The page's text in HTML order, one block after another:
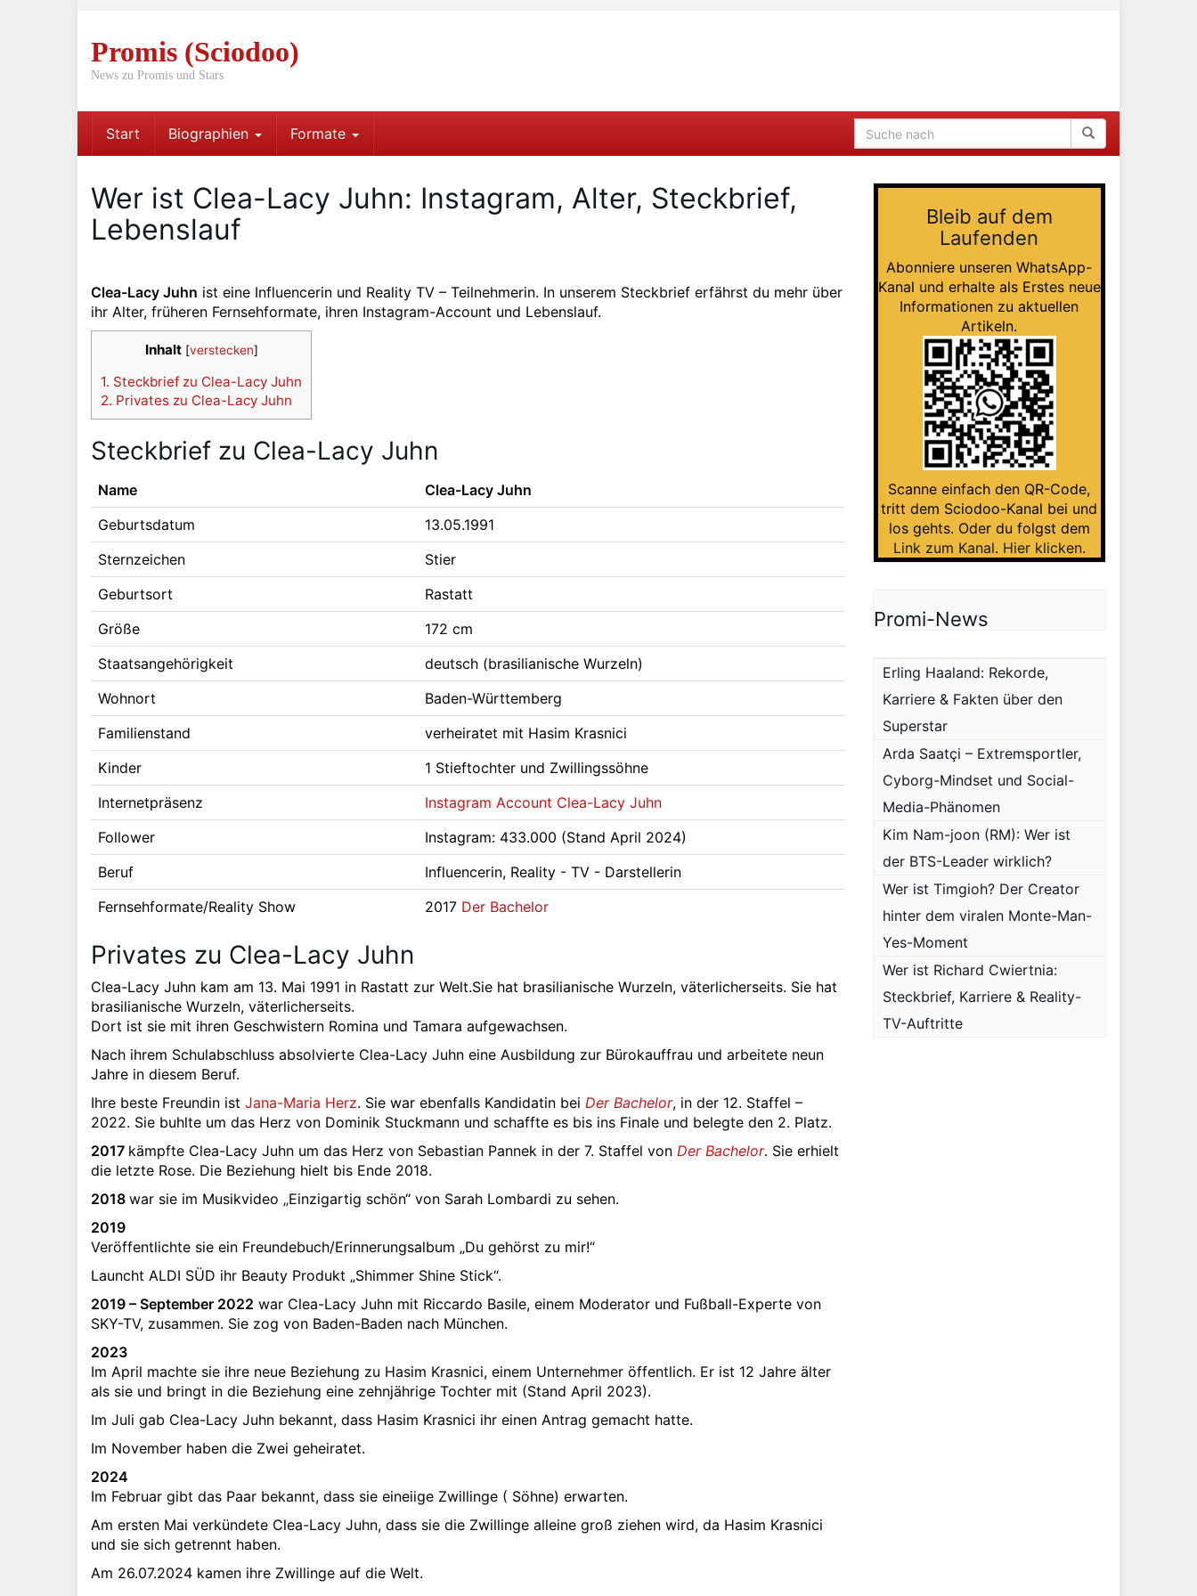
Promis (Sciodoo)
News zu Promis und Stars
Start Biographien Formate
Wer ist Clea-Lacy Juhn: Instagram, Alter, Steckbrief,
Lebenslauf
Clea-Lacy Juhn ist eine Influencerin und Reality TV – Teilnehmerin. In unserem Steckbrief erfährst du mehr über
ihr Alter, früheren Fernsehformate, ihren Instagram-Account und Lebenslauf.
Inhalt [verstecken]
1. Steckbrief zu Clea-Lacy Juhn
2. Privates zu Clea-Lacy Juhn
Steckbrief zu Clea-Lacy Juhn
Name
Clea-Lacy Juhn
Geburtsdatum
13.05.1991
Sternzeichen
Stier
Geburtsort
Rastatt
Größe
172 cm
Staatsangehörigkeit
deutsch (brasilianische Wurzeln)
Wohnort
Baden-Württemberg
Familienstand
verheiratet mit Hasim Krasnici
Kinder
1 Stieftochter und Zwillingssöhne
Internetpräsenz
Instagram Account Clea-Lacy Juhn
Follower
Instagram: 433.000 (Stand April 2024)
Beruf
Influencerin, Reality - TV - Darstellerin
Fernsehformate/Reality Show
2017 Der Bachelor
Privates zu Clea-Lacy Juhn
Clea-Lacy Juhn kam am 13. Mai 1991 in Rastatt zur Welt.Sie hat brasilianische Wurzeln, väterlicherseits. Sie hat
brasilianische Wurzeln, väterlicherseits.
Dort ist sie mit ihren Geschwistern Romina und Tamara aufgewachsen.
Nach ihrem Schulabschluss absolvierte Clea-Lacy Juhn eine Ausbildung zur Bürokauffrau und arbeitete neun
Jahre in diesem Beruf.
Ihre beste Freundin ist Jana-Maria Herz. Sie war ebenfalls Kandidatin bei Der Bachelor, in der 12. Staffel –
2022. Sie buhlte um das Herz von Dominik Stuckmann und schaffte es bis ins Finale und belegte den 2. Platz.
2017 kämpfte Clea-Lacy Juhn um das Herz von Sebastian Pannek in der 7. Staffel von Der Bachelor. Sie erhielt
die letzte Rose. Die Beziehung hielt bis Ende 2018.
2018 war sie im Musikvideo „Einzigartig schön“ von Sarah Lombardi zu sehen.
2019
Veröffentlichte sie ein Freundebuch/Erinnerungsalbum „Du gehörst zu mir!“
Launcht ALDI SÜD ihr Beauty Produkt „Shimmer Shine Stick“.
2019 – September 2022 war Clea-Lacy Juhn mit Riccardo Basile, einem Moderator und Fußball-Experte von
SKY-TV, zusammen. Sie zog von Baden-Baden nach München.
2023
Im April machte sie ihre neue Beziehung zu Hasim Krasnici, einem Unternehmer öffentlich. Er ist 12 Jahre älter
als sie und bringt in die Beziehung eine zehnjährige Tochter mit (Stand April 2023).
Im Juli gab Clea-Lacy Juhn bekannt, dass Hasim Krasnici ihr einen Antrag gemacht hatte.
Im November haben die Zwei geheiratet.
2024
Im Februar gibt das Paar bekannt, dass sie eineiige Zwillinge ( Söhne) erwarten.
Am ersten Mai verkündete Clea-Lacy Juhn, dass sie die Zwillinge alleine groß ziehen wird, da Hasim Krasnici
und sie sich getrennt haben.
Am 26.07.2024 kamen ihre Zwillinge auf die Welt.
Bleib auf dem
Laufenden
Abonniere unseren WhatsApp-
Kanal und erhalte als Erstes neue
Informationen zu aktuellen
Artikeln.
Scanne einfach den QR-Code,
tritt dem Sciodoo-Kanal bei und
los gehts. Oder du folgst dem
Link zum Kanal. Hier klicken.
Promi-News
Erling Haaland: Rekorde,
Karriere & Fakten über den
Superstar
Arda Saatçi – Extremsportler,
Cyborg-Mindset und Social-
Media-Phänomen
Kim Nam-joon (RM): Wer ist
der BTS-Leader wirklich?
Wer ist Timgioh? Der Creator
hinter dem viralen Monte-Man-
Yes-Moment
Wer ist Richard Cwiertnia:
Steckbrief, Karriere & Reality-
TV-Auftritte